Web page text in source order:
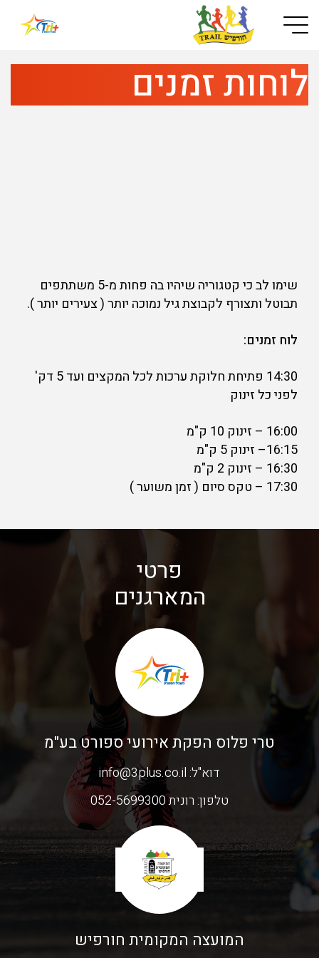
Button used only for devices with a small screen
לוחות זמנים
שימו לב כי קטגוריה שיהיו בה פחות מ-5 משתתפים
תבוטל ותצורף לקבוצת גיל נמוכה יותר ( צעירים יותר ).
לוח זמנים:
14:30 פתיחת חלוקת ערכות לכל המקצים ועד 5 דק'
לפני כל זינוק
16:00 – זינוק 10 ק"מ
16:15– זינוק 5 ק"מ
16:30 – זינוק 2 ק"מ
17:30 – טקס סיום ( זמן משוער )
פרטי
המארגנים
טרי פלוס הפקת אירועי ספורט בע"מ
דוא"ל: info@3plus.co.il
טלפון: רונית 052-5699300
המועצה המקומית חורפיש